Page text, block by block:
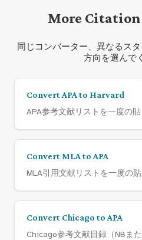
More
同じコンバーター、異なるス
方向を選んで
Convert APA to Harvard
APA参考文献リストを一度の
Convert MLA to APA
MLA引用文献リストを一度の
Convert Chicago to APA
Chicago参考文献目録（NBま